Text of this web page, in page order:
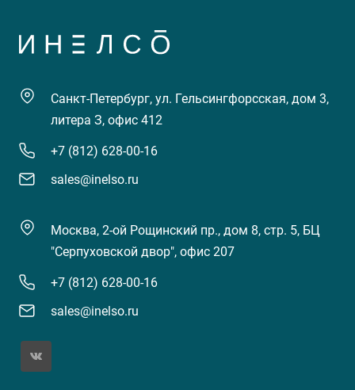
Санкт-Петербург, ул. Гельсингфорсская, дом 3,
литера З, офис 412
+7 (812) 628-00-16
sales@inelso.ru
Москва, 2-ой Рощинский пр., дом 8, стр. 5, БЦ
"Серпуховской двор", офис 207
+7 (812) 628-00-16
sales@inelso.ru